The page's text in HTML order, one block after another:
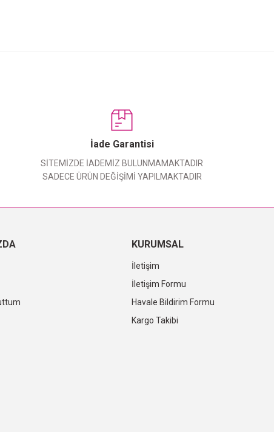
Yorum Yaz
İade Garantisi
SİTEMİZDE İADEMİZ BULUNMAMAKTADIR
SADECE ÜRÜN DEĞİŞİMİ YAPILMAKTADIR
KURUMSAL
İletişim
İletişim Formu
Havale Bildirim Formu
Kargo Takibi